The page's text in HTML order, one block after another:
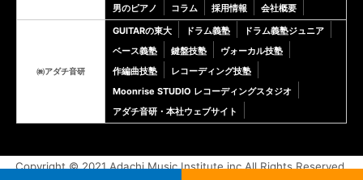
男のピアノ
コラム 採用情報 会社概要
㈱アダチ音研
GUITARの東大 ドラム義塾
ドラム義塾ジュニア
ベース義塾
鍵盤技塾
ヴォーカル技塾
作編曲技塾
レコーディング技塾
Moonrise STUDIO レコーディングスタジオ
アダチ音研・本社ウェブサイト
Copyright © 2021 Adachi Music Institute inc.All Rights Reserved.